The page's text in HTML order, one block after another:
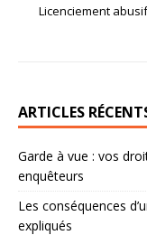
Licenciement
ARTICLES
Garde à vue : vos
enquêteurs
Les conséquences
expliqués